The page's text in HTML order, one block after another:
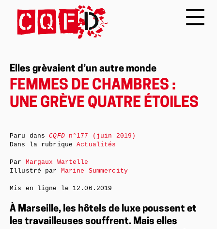
Elles grèvaient d’un autre monde
FEMMES DE CHAMBRES :
UNE GRÈVE QUATRE ÉTOILES
À Marseille, les hôtels de luxe poussent et
les travailleuses souffrent. Mais elles
Paru dansCQFDn°177 (juin 2019)
Dans la rubriqueActualités
Par Margaux Wartelle
Illustré par Marine Summercity
Mis en ligne le 12.06.2019